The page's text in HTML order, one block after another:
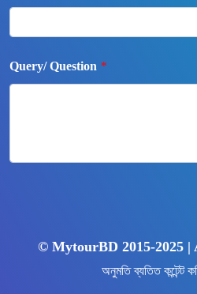
Query/ Question *
© MytourBD 2015-2025 |
অনুমতি ব্যতিত কন্টেন্ট